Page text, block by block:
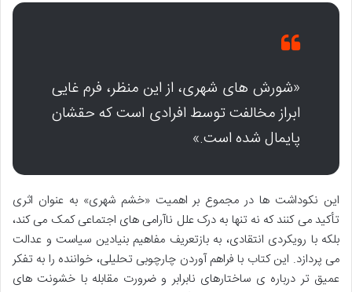
«شورش های شهری، از این منظر، فرم غایی
ابراز مخالفت توسط افرادی است که حقشان
پایمال شده است.»
این نکوداشت ها در مجموع بر اهمیت «خشم شهری» به عنوان اثری
تأکید می کنند که نه تنها به درک علل ناآرامی های اجتماعی کمک می کند،
بلکه با رویکردی انتقادی، به بازتعریف مفاهیم بنیادین سیاست و عدالت
می پردازد. این کتاب با فراهم آوردن چارچوبی تحلیلی، خواننده را به تفکر
عمیق تر درباره ی ساختارهای نابرابر و ضرورت مقابله با خشونت های